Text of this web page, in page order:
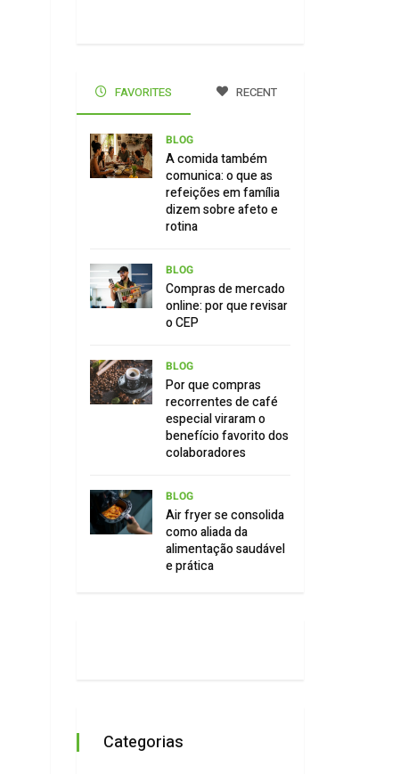
FAVORITES RECENT
BLOG
A comida também
comunica: o que as
refeições em família
dizem sobre afeto e
rotina
BLOG
Compras de mercado
online: por que revisar
o CEP
BLOG
Por que compras
recorrentes de café
especial viraram o
benefício favorito dos
colaboradores
BLOG
Air fryer se consolida
como aliada da
alimentação saudável
e prática
Categorias